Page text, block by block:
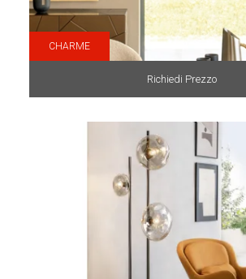
CHARME
Richiedi Prezzo